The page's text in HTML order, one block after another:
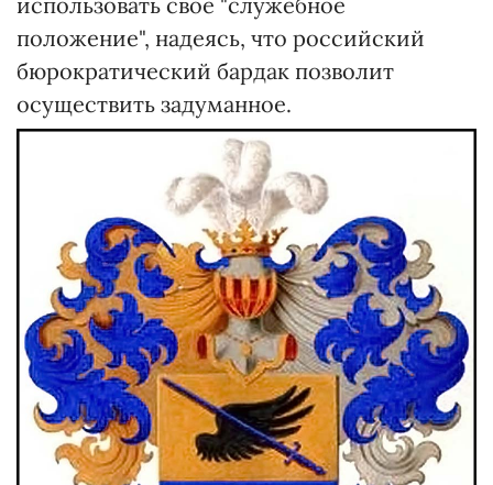
положение", надеясь, что российский
бюрократический бардак позволит
осуществить задуманное.